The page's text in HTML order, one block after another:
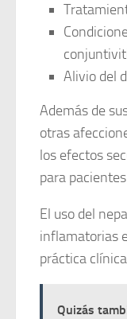
Alivio del
Además de
otras
los efectos
para
El uso del
inflamatorias
práctica
Quizás